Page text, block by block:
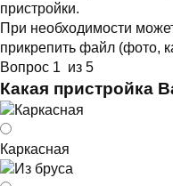
пристройки.
При необходимости
прикрепить файл (фото,
Вопрос 1 из 5
Какая пристройка
Каркасная